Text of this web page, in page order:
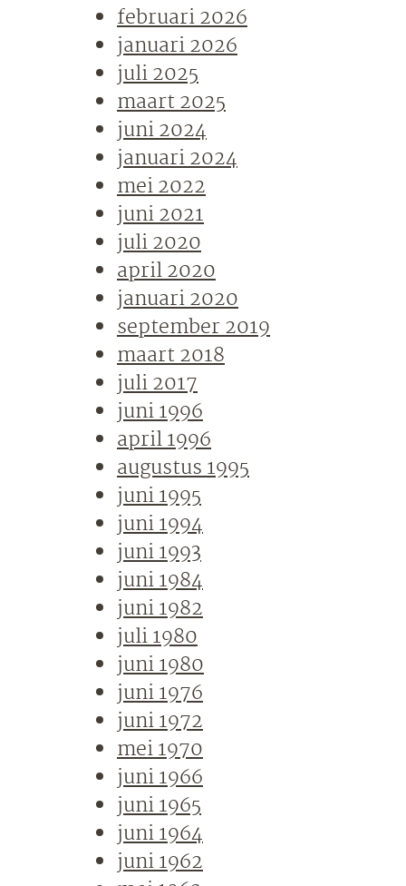
februari 2026
januari 2026
juli 2025
maart 2025
juni 2024
januari 2024
mei 2022
juni 2021
juli 2020
april 2020
januari 2020
september 2019
maart 2018
juli 2017
juni 1996
april 1996
augustus 1995
juni 1995
juni 1994
juni 1993
juni 1984
juni 1982
juli 1980
juni 1980
juni 1976
juni 1972
mei 1970
juni 1966
juni 1965
juni 1964
juni 1962